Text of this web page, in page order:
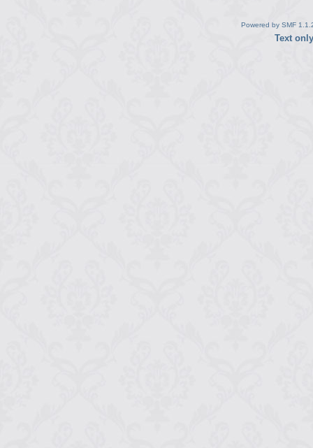
Powered by SMF
Text